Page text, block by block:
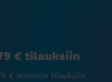
€ tilauksiin
€ arvoisiin tilauksiin